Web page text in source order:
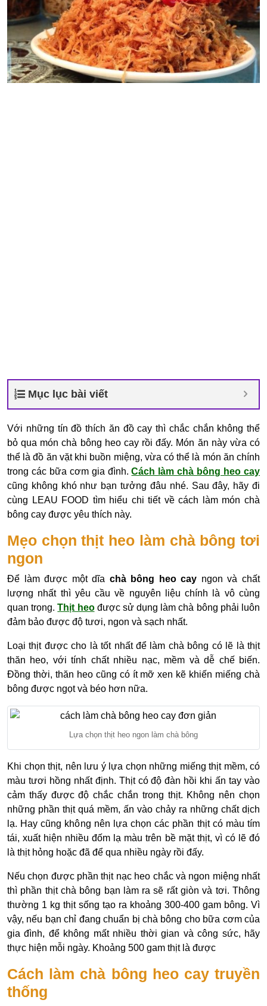
Mục lục bài viết
Với những tín đồ thích ăn đồ cay thì chắc chắn không thể
bỏ qua món chà bông heo cay rồi đấy. Món ăn này vừa có
thể là đồ ăn vặt khi buồn miệng, vừa có thể là món ăn chính
trong các bữa cơm gia đình.Cách làm chà bông heo cay
cũng không khó như bạn tưởng đâu nhé. Sau đây, hãy đi
cùng LEAU FOOD tìm hiểu chi tiết về cách làm món chà
bông cay được yêu thích này.
Mẹo chọn thịt heo làm chà bông tơi
ngon
Để làm được một dĩa chà bông heo cay ngon và chất
lượng nhất thì yêu cầu về nguyên liệu chính là vô cùng
quan trọng.Thịt heođược sử dụng làm chà bông phải luôn
đảm bảo được độ tươi, ngon và sạch nhất.
Loại thịt được cho là tốt nhất để làm chà bông có lẽ là thịt
thăn heo, với tính chất nhiều nạc, mềm và dễ chế biến.
Đồng thời, thăn heo cũng có ít mỡ xen kẽ khiến miếng chà
bông được ngọt và béo hơn nữa.
Lựa chọn thịt heo ngon làm chà bông
Khi chọn thịt, nên lưu ý lựa chọn những miếng thịt mềm, có
màu tươi hồng nhất định. Thịt có độ đàn hồi khi ấn tay vào
cảm thấy được độ chắc chắn trong thịt. Không nên chọn
những phần thịt quá mềm, ấn vào chảy ra những chất dịch
lạ. Hay cũng không nên lựa chọn các phần thịt có màu tím
tái, xuất hiện nhiều đốm lạ màu trên bề mặt thịt, vì có lẽ đó
là thịt hỏng hoặc đã để qua nhiều ngày rồi đấy.
Nếu chọn được phần thịt nạc heo chắc và ngon miệng nhất
thì phần thịt chà bông bạn làm ra sẽ rất giòn và tơi. Thông
thường 1 kg thịt sống tạo ra khoảng 300-400 gam bông. Vì
vậy, nếu bạn chỉ đang chuẩn bị chà bông cho bữa cơm của
gia đình, để không mất nhiều thời gian và công sức, hãy
thực hiện mỗi ngày. Khoảng 500 gam thịt là được
Cách làm chà bông heo cay truyền
thống